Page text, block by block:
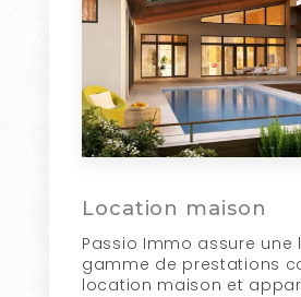
Location maison
Passio Immo assure une
gamme de prestations
location maison et